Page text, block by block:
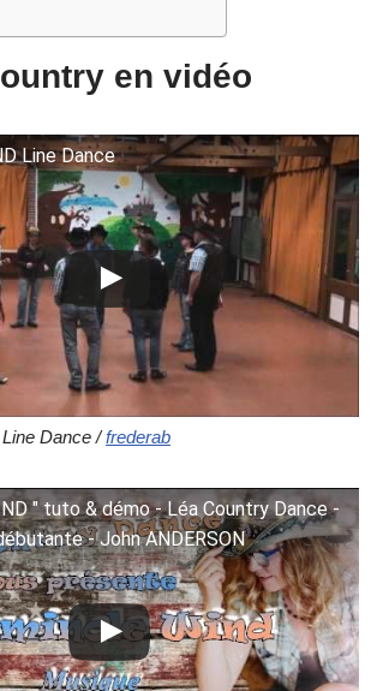
en vidéo
Line Dance
Dance /frederab
" tuto & démo - Léa Country Dance -
- John ANDERSON